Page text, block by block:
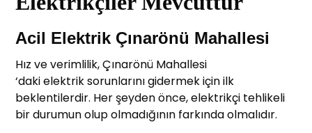
Acil Elektrik Çınarönü Mahallesi
Hız ve verimlilik, Çınarönü Mahallesi
‘daki elektrik sorunlarını gidermek için ilk
beklentilerdir. Her şeyden önce, elektrikçi tehlikeli
bir durumun olup olmadığının farkında olmalıdır.